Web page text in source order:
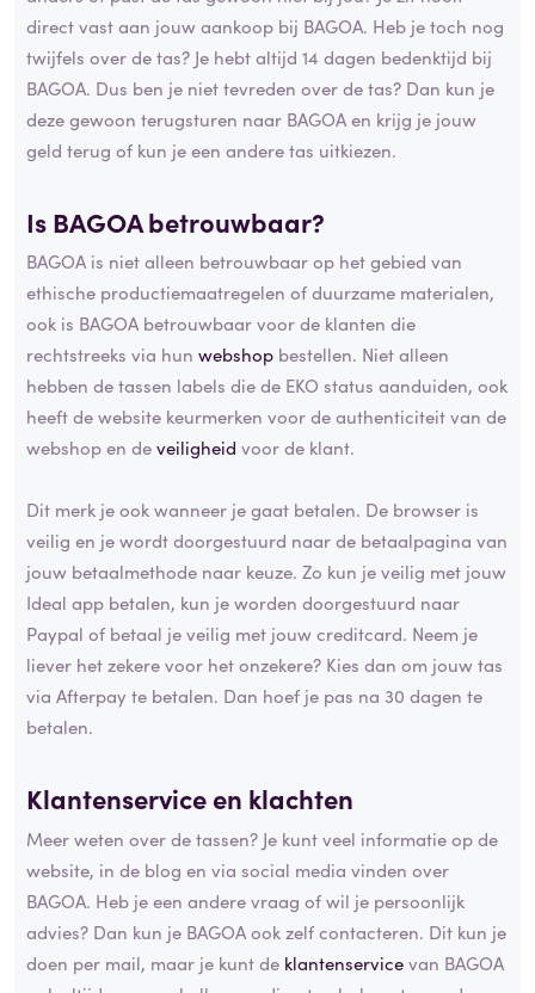
direct vast aan jouw aankoop bij BAGOA. Heb je toch nog
twijfels over de tas? Je hebt altijd 14 dagen bedenktijd bij
BAGOA. Dus ben je niet tevreden over de tas? Dan kun je
deze gewoon terugsturen naar BAGOA en krijg je jouw
geld terug of kun je een andere tas uitkiezen.
Is BAGOA betrouwbaar?
BAGOA is niet alleen betrouwbaar op het gebied van
ethische productiemaatregelen of duurzame materialen,
ook is BAGOA betrouwbaar voor de klanten die
rechtstreeks via hun webshop bestellen. Niet alleen
hebben de tassen labels die de EKO status aanduiden, ook
heeft de website keurmerken voor de authenticiteit van de
webshop en deveiligheid voor de klant.
Dit merk je ook wanneer je gaat betalen. De browser is
veilig en je wordt doorgestuurd naar de betaalpagina van
jouw betaalmethode naar keuze. Zo kun je veilig met jouw
Ideal app betalen, kun je worden doorgestuurd naar
Paypal of betaal je veilig met jouw creditcard. Neem je
liever het zekere voor het onzekere? Kies dan om jouw tas
via Afterpay te betalen. Dan hoef je pas na 30 dagen te
betalen.
Klantenservice en klachten
Meer weten over de tassen? Je kunt veel informatie op de
website, in de blog en via social media vinden over
BAGOA. Heb je een andere vraag of wil je persoonlijk
advies? Dan kun je BAGOA ook zelf contacteren. Dit kun je
doen per mail, maar je kunt de klantenservicevan BAGOA